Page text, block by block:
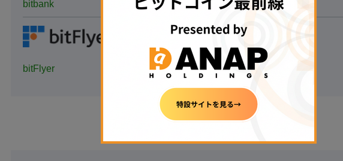
bitbank
▷無料で口座開設する◁
bitFlyer
初心者にもおすすめ】
◆トップレベルのセキュリティ意識を持つ
無料で口座開設する◁